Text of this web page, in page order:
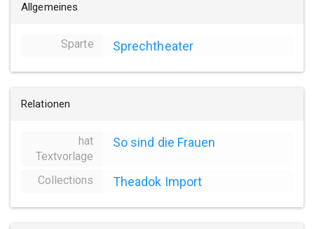
Allgemeines
Sparte Sprechtheater
Relationen
hat
Textvorlage
So sind die Frauen
Collections Theadok Import